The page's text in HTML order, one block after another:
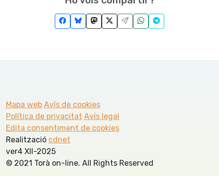
Mapa web Avís de cookies
Política de privacitat Avís legal
Edita consentiment de cookies
Realització cdnet
ver4 XII-2025
© 2021 Torà on-line. All Rights Reserved